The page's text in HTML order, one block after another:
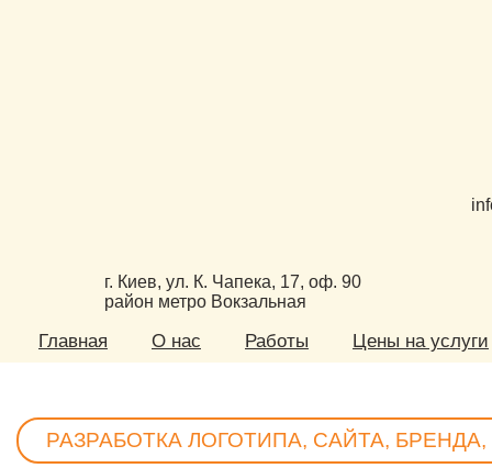
г. Киев, ул. К. Чапека, 17, оф. 90
район метро Вокзальная
Главная О нас Работы Цены на услуги
РАЗРАБОТКА ЛОГОТИПА, САЙТА,